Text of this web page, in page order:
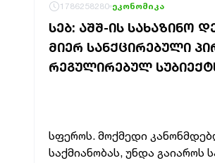
1786258280 ეკონომიკა
ᲡᲔᲑ: ᲐᲨᲨ-ᲘᲡ ᲡᲐᲮᲐᲖᲘᲜᲝ
ᲛᲘᲔᲠ ᲡᲐᲜᲥᲪᲘᲠᲔᲑᲣᲚᲘ
ᲠᲔᲒᲣᲚᲘᲠᲔᲑᲣᲚ
სფეროს. მოქმედი
საქმიანობას, უნდა